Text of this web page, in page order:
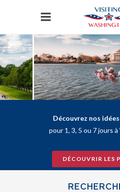
Découvrez nos
pour 1, 3, 5 ou 7 jours
DÉCOUVRIR LES
Panneau de gestion des cookies